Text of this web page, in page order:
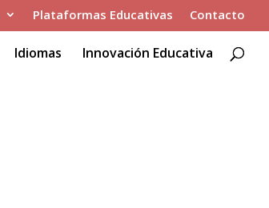
Plataformas Educativas Contacto
Idiomas Innovación Educativa